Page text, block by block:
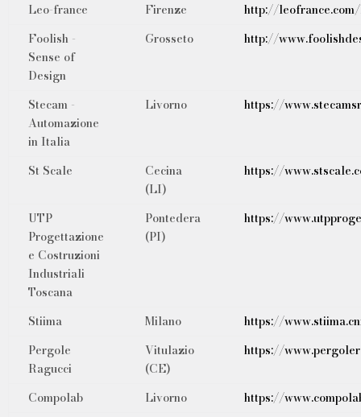
Leo-france Firenze
http://
Foolish -
Sense of
Design
Grosseto http://
Stecam -
Automazione
in Italia
Livorno https://
St Scale
Cecina
(LI)
https://
UTP
Progettazione
e Costruzioni
Industriali
Toscana
Pontedera
(PI)
https://
Stiima Milano
https://
Pergole
Ragucci
Vitulazio
(CE)
https://
Compolab Livorno
https://